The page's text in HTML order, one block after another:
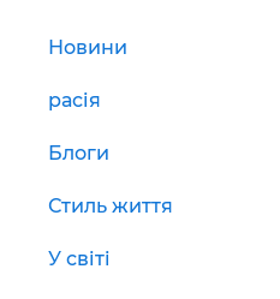
Новини
расія
Блоги
Стиль життя
У світі